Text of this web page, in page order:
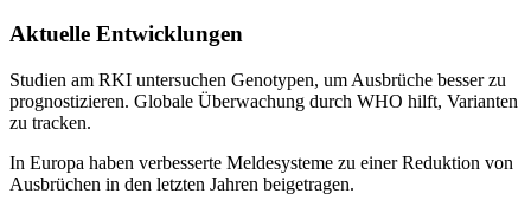
Aktuelle Entwicklungen
Studien am RKI untersuchen Genotypen, um Ausbrüche besser zu
prognostizieren. Globale Überwachung durch WHO hilft, Varianten
zu tracken.
In Europa haben verbesserte Meldesysteme zu einer Reduktion von
Ausbrüchen in den letzten Jahren beigetragen.